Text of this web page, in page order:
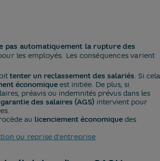
pas automatiquement la rupture des
les employés. Les conséquences varient
tenter un reclassement des salariés . Si cela
économique est initiée. De plus, si
préavis ou indemnités prévus dans les
des salaires (AGS) intervient pour
au licenciement économique des
ou reprise d'entreprise